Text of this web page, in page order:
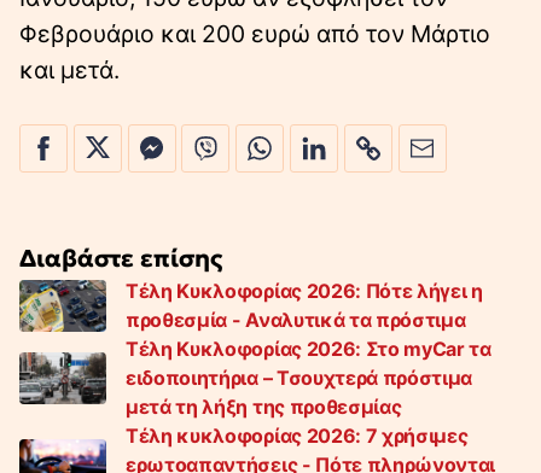
Φεβρουάριο και 200 ευρώ από τον Μάρτιο
και μετά.
Διαβάστε επίσης
Τέλη Κυκλοφορίας 2026: Πότε λήγει η
προθεσμία - Αναλυτικά τα πρόστιμα
Τέλη Κυκλοφορίας 2026: Στο myCar τα
ειδοποιητήρια – Τσουχτερά πρόστιμα
μετά τη λήξη της προθεσμίας
Τέλη κυκλοφορίας 2026: 7 χρήσιμες
ερωτοαπαντήσεις - Πότε πληρώνονται